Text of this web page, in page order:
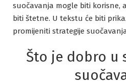
suočavanja mogle biti korisne,
biti štetne. U tekstu će biti
promijeniti strategije
Što je dobro u